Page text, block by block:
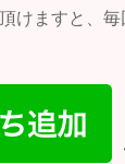
けますと、